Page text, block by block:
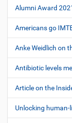
Alumni Award
Americans go
Anke Weidlich on
Antibiotic levels
Article on the
Unlocking human-